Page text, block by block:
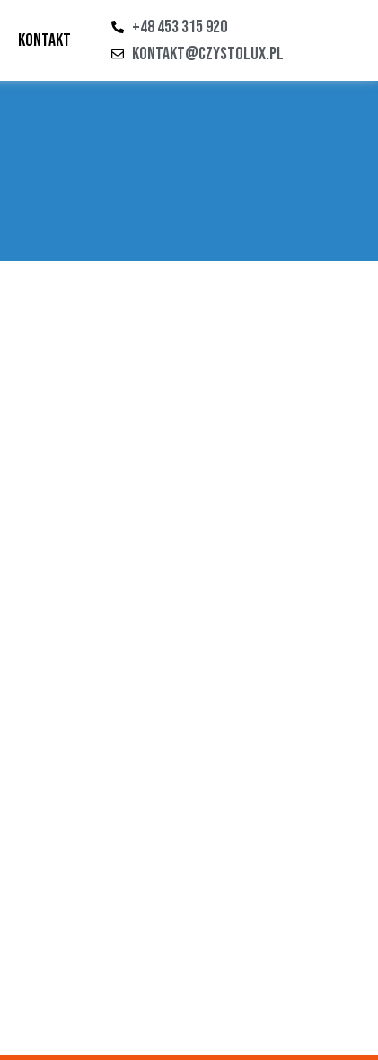
Kontakt
+48 453 315 920
kontakt@czystolux.pl